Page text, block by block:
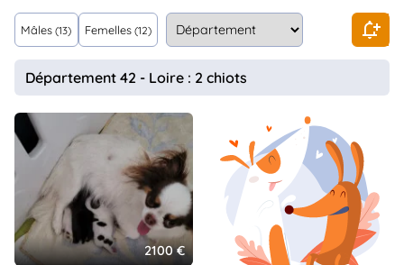
..
Assurances
Connexion
Mâles (13) Femelles (12)
Département 42 - Loire : 2 chiots
2100 €